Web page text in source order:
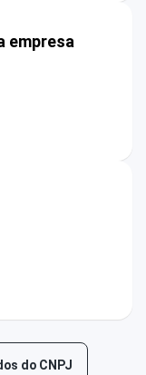
empresa
do CNPJ